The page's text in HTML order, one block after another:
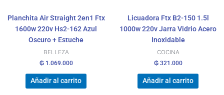
Planchita Air Straight 2en1 Ftx
1600w 220v Hs2-162 Azul
Oscuro + Estuche
BELLEZA
₲1.069.000
Añadir al carrito
Licuadora Ftx B2-150 1.5l
1000w 220v Jarra Vidrio Acero
Inoxidable
COCINA
₲321.000
Añadir al carrito